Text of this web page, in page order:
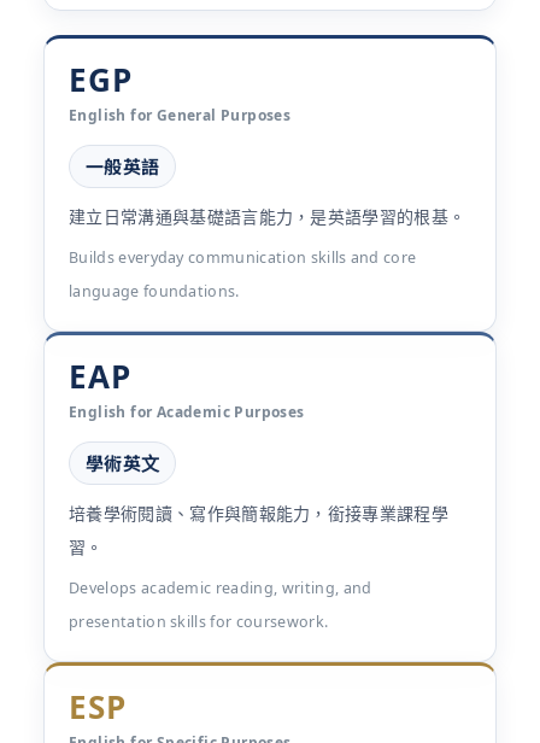
EGP
English for General Purposes
一般英語
建立日常溝通與基礎語言能力，是英語學習的根基。
Builds everyday communication skills and core
language foundations.
EAP
English for Academic Purposes
學術英文
培養學術閱讀、寫作與簡報能力，銜接專業課程學
習。
Develops academic reading, writing, and
presentation skills for coursework.
ESP